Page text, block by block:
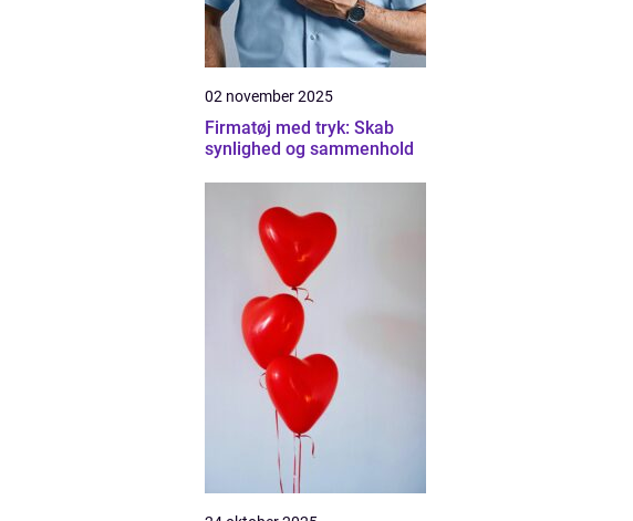
02 november 2025
Firmatøj med tryk: Skab
synlighed og sammenhold